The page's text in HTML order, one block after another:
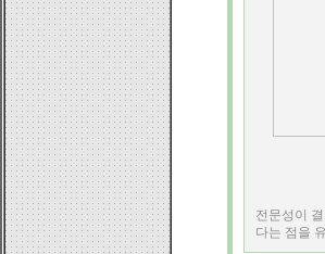
전문성이
다는 점을